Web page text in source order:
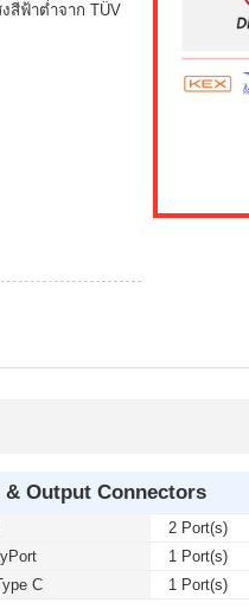
สีฟ้าต่ำจาก TÜV
& Output Connectors
2 Port(s)
1 Port(s)
C
1 Port(s)